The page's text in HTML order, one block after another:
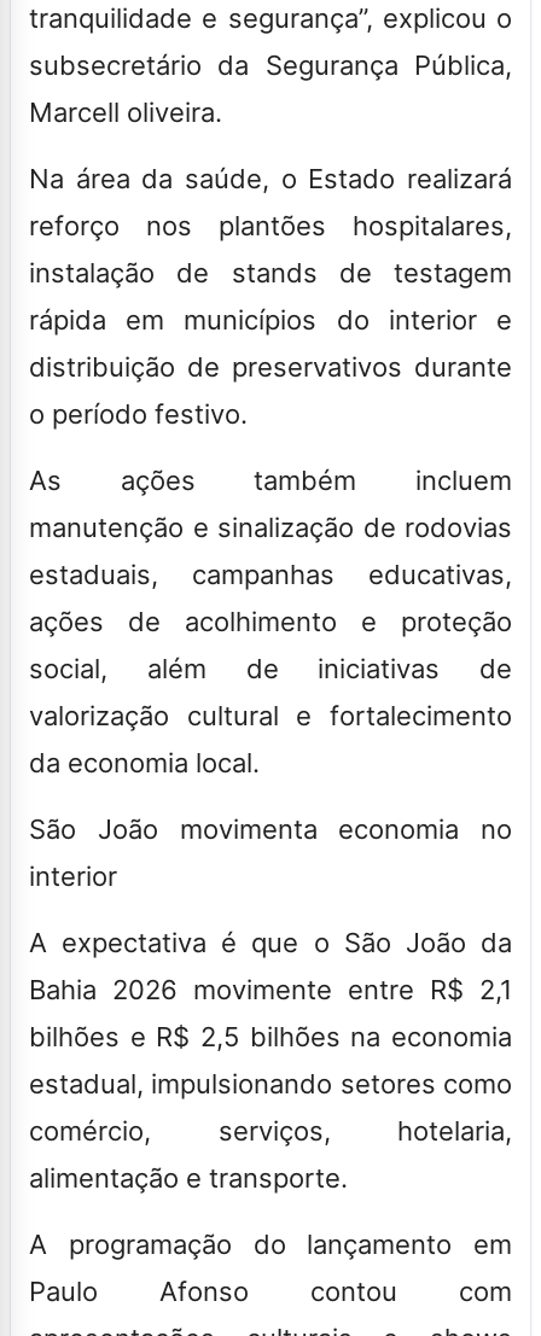
tranquilidade e segurança”, explicou o
subsecretário da Segurança Pública,
Marcell oliveira.
Na área da saúde, o Estado realizará
reforço nos plantões hospitalares,
instalação de stands de testagem
rápida em municípios do interior e
distribuição de preservativos durante
o período festivo.
As ações também incluem
manutenção e sinalização de rodovias
estaduais, campanhas educativas,
ações de acolhimento e proteção
social, além de iniciativas de
valorização cultural e fortalecimento
da economia local.
São João movimenta economia no
interior
A expectativa é que o São João da
Bahia 2026 movimente entre R$ 2,1
bilhões e R$ 2,5 bilhões na economia
estadual, impulsionando setores como
comércio, serviços, hotelaria,
alimentação e transporte.
A programação do lançamento em
Paulo Afonso contou com